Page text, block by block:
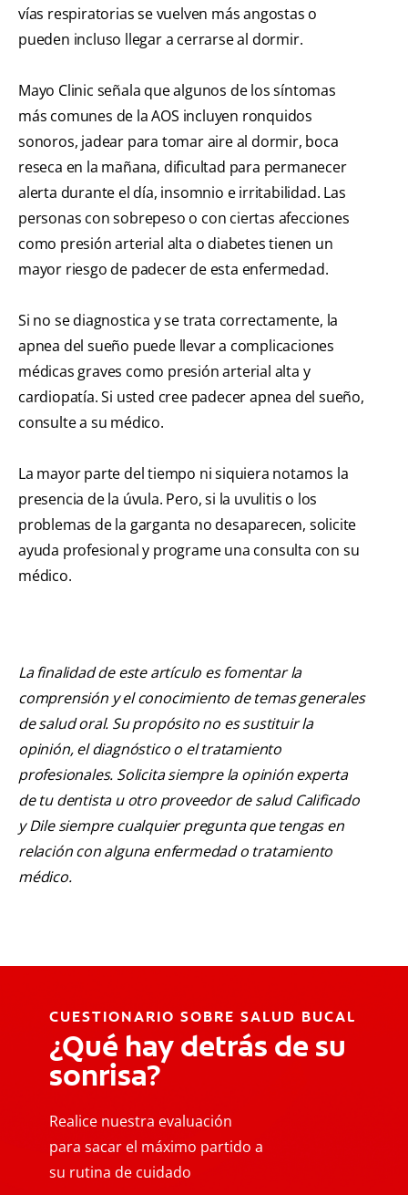
vías respiratorias se vuelven más angostas o
pueden incluso llegar a cerrarse al dormir.
Mayo Clinic señala que algunos de los síntomas
más comunes de la AOS incluyen ronquidos
sonoros, jadear para tomar aire al dormir, boca
reseca en la mañana, dificultad para permanecer
alerta durante el día, insomnio e irritabilidad. Las
personas con sobrepeso o con ciertas afecciones
como presión arterial alta o diabetes tienen un
mayor riesgo de padecer de esta enfermedad.
Si no se diagnostica y se trata correctamente, la
apnea del sueño puede llevar a complicaciones
médicas graves como presión arterial alta y
cardiopatía. Si usted cree padecer apnea del sueño,
consulte a su médico.
La mayor parte del tiempo ni siquiera notamos la
presencia de la úvula. Pero, si la uvulitis o los
problemas de la garganta no desaparecen, solicite
ayuda profesional y programe una consulta con su
médico.
La finalidad de este artículo es fomentar la
comprensión y el conocimiento de temas generales
de salud oral. Su propósito no es sustituir la
opinión, el diagnóstico o el tratamiento
profesionales. Solicita siempre la opinión experta
de tu dentista u otro proveedor de salud Calificado
y Dile siempre cualquier pregunta que tengas en
relación con alguna enfermedad o tratamiento
médico.
CUESTIONARIO SOBRE SALUD BUCAL
¿Qué hay detrás de su
sonrisa?
Realice nuestra evaluación
para sacar el máximo partido a
su rutina de cuidado